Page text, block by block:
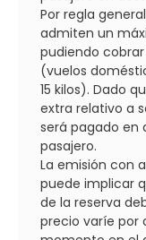
Por regla
admiten un
pudiendo
(vuelos
15 kilos). Dado
extra relativo a
será pagado en
pasajero.
La emisión con
puede implicar
de la reserva
precio varíe por